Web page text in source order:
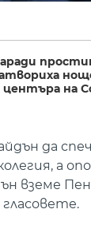
центъра на
да
а
вземе